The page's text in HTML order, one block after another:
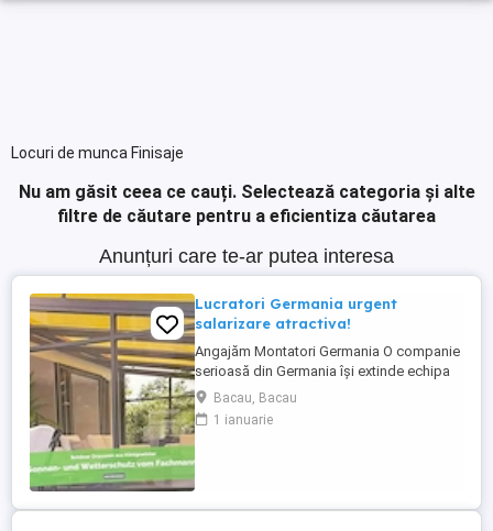
Locuri de munca Finisaje
Nu am găsit ceea ce cauți. Selectează categoria și alte
filtre de căutare pentru a eficientiza căutarea
Anunțuri care te-ar putea interesa
Lucratori Germania urgent
salarizare atractiva!
Angajăm Montatori Germania O companie
serioasă din Germania își extinde echipa
și caută minimum 2, ideal 4 montatori
pentru montajul de: acoperișuri pentru
terase; sisteme din aluminiu; sisteme
Bacau, Bacau
1 ianuarie